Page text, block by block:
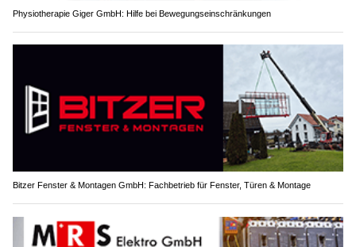
Physiotherapie Giger GmbH: Hilfe bei Bewegungseinschränkungen
Bitzer Fenster & Montagen GmbH: Fachbetrieb für Fenster, Türen & Montage